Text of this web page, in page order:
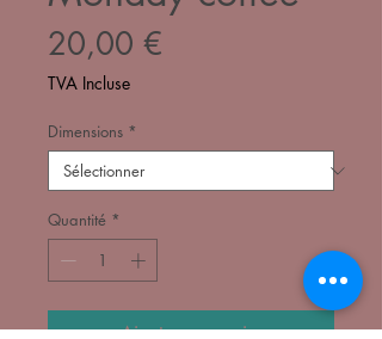
20,00 €
TVA Incluse
Dimensions *
Quantité *
Ajouter au panier